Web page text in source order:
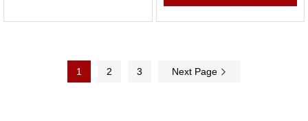
1 2 3 Next Page